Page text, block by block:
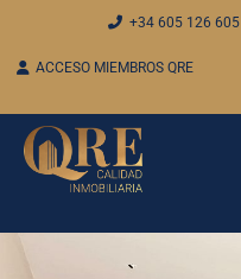
+34 605 126 605
ACCESO MIEMBROS QRE